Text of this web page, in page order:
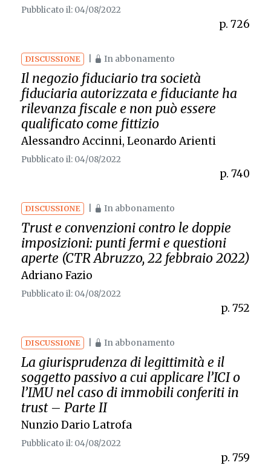
Pubblicato il: 04/08/2022
p. 726
DISCUSSIONE In abbonamento
Il negozio fiduciario tra società
fiduciaria autorizzata e fiduciante ha
rilevanza fiscale e non può essere
qualificato come fittizio
Alessandro Accinni, Leonardo Arienti
Pubblicato il: 04/08/2022
p. 740
DISCUSSIONE In abbonamento
Trust e convenzioni contro le doppie
imposizioni: punti fermi e questioni
aperte (CTR Abruzzo, 22 febbraio 2022)
Adriano Fazio
Pubblicato il: 04/08/2022
p. 752
DISCUSSIONE In abbonamento
La giurisprudenza di legittimità e il
soggetto passivo a cui applicare l’ICI o
l’IMU nel caso di immobili conferiti in
trust – Parte II
Nunzio Dario Latrofa
Pubblicato il: 04/08/2022
p. 759